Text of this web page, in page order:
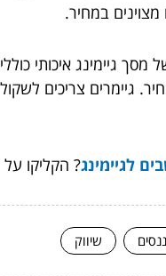
במחיר.
גיימרים צריכים
לגיימינג? הקליקו על
שיווק